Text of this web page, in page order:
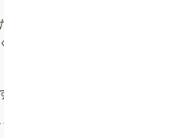
くか、
ことで投稿が表示される事を
。
イオーム 「Biome」運営チーム